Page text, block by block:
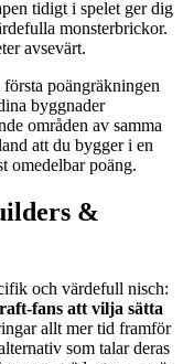
tidigt i spelet ger dig
monsterbrickor.
avsevärt.
poängräkningen
byggnader
områden av samma
att du bygger i en
omedelbar poäng.
&
och värdefull nisch:
fans att vilja sätta
allt mer tid framför
som talar deras